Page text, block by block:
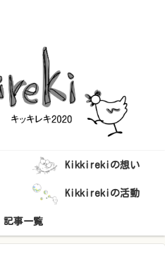
Kikkirekiの想い
Kikkirekiの活動
記事一覧